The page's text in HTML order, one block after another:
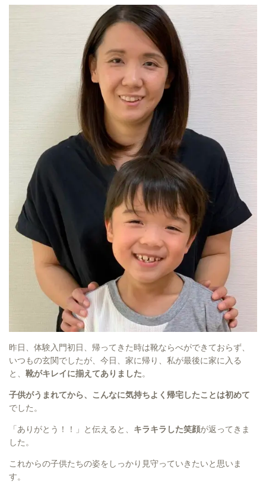
昨日、体験入門初日、帰ってきた時は靴ならべができておらず、
いつもの玄関でしたが、今日、家に帰り、私が最後に家に入る
と、 靴がキレイに揃えてありました。
子供がうまれてから、こんなに気持ちよく帰宅したことは初めて
でした。
「ありがとう！！」と伝えると、 キラキラした笑顔が返ってきま
した。
これからの子供たちの姿をしっかり見守っていきたいと思いま
す。